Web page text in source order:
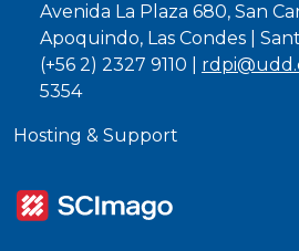
Avenida La Plaza 680, San
Apoquindo, Las Condes |
(+56 2) 2327 9110 |
5354
Hosting & Support